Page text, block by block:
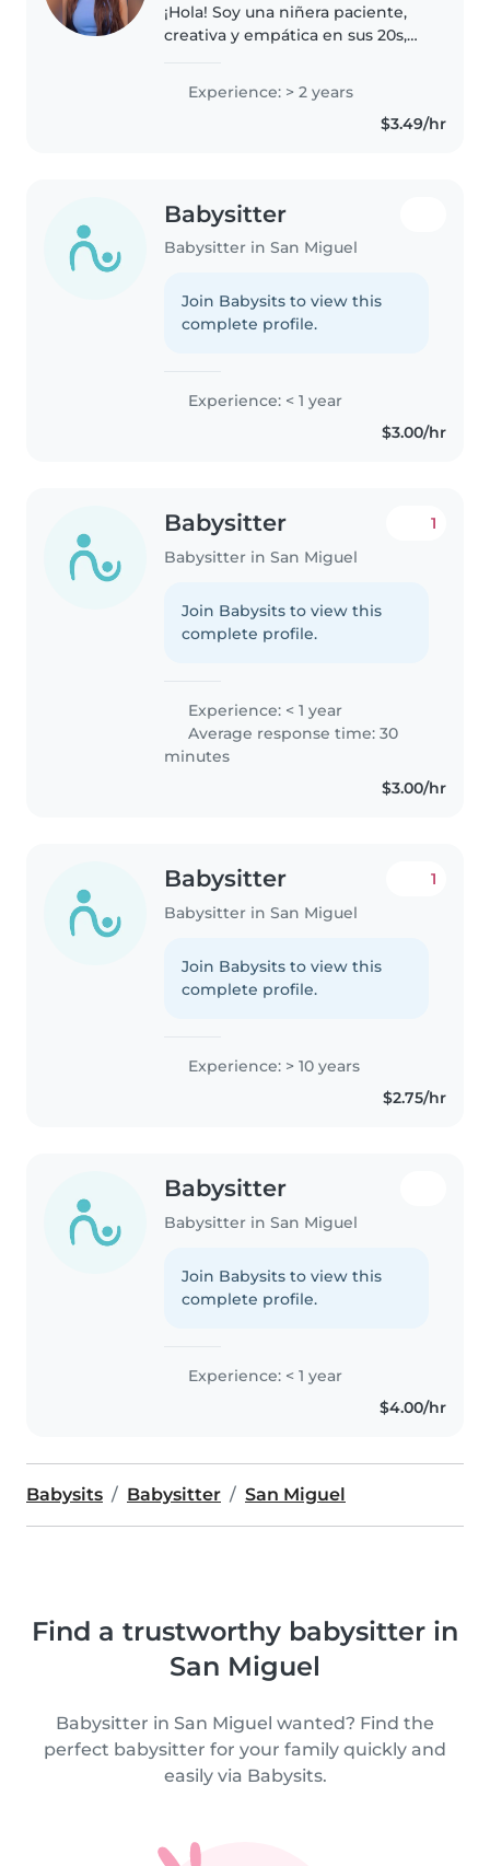
¡Hola! Soy una niñera paciente,
creativa y empática en sus 20s,
preescolar. Tengo una formación
en Educación Inicial y Parvularia,..
Experience: > 2 years
$3.49/hr
Babysitter
Babysitter in San Miguel
Join Babysits to view this
complete profile.
Experience: < 1 year
$3.00/hr
Babysitter
Babysitter in San Miguel
1
Join Babysits to view this
complete profile.
Experience: < 1 year
Average response time: 30
minutes
$3.00/hr
Babysitter
Babysitter in San Miguel
1
Join Babysits to view this
complete profile.
Experience: > 10 years
$2.75/hr
Babysitter
Babysitter in San Miguel
Join Babysits to view this
complete profile.
Experience: < 1 year
$4.00/hr
Babysits Babysitter San Miguel
Find a trustworthy babysitter in
San Miguel
Babysitter in San Miguel wanted? Find the
perfect babysitter for your family quickly and
easily via Babysits.